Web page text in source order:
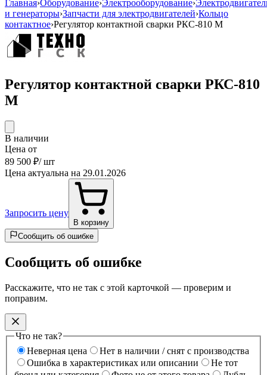
Главная›Оборудование›Электрооборудование›
и генераторы›Запчасти для электродвигателей›Кольцо
контактное›Регулятор контактной сварки РКС-810 М
Регулятор контактной сварки РКС-810
М
В наличии
Цена от
89 500 ₽/ шт
Цена актуальна на 29.01.2026
Запросить цену
В корзину
Сообщить об ошибке
Сообщить об ошибке
Расскажите, что не так с этой карточкой — проверим и
поправим.
Что не так?
Неверная цена
Нет в наличии / снят с производства
Ошибка в характеристиках или описании
Не тот